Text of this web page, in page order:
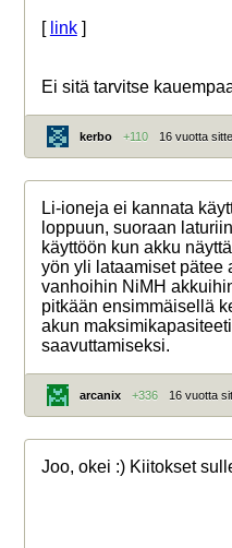
[ link]
Ei sitä tarvitse
kerbo +110 16 vuotta
Li-ioneja ei kannata
loppuun, suoraan
käyttöön kun akku
yön yli lataamiset pätee
vanhoihin NiMH
pitkään ensimmäisellä
akun
saavuttamiseksi.
arcanix +336 16 vuotta
Joo, okei :) Kiitokset